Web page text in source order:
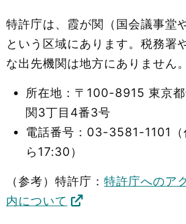
特許庁は、霞が関（国会議事堂
という区域にあります。税務署
な出先機関は地方にありません。
所在地：〒100-8915 東京
関3丁目4番3号
電話番号：03-3581-1101
ら17:30）
（参考）特許庁： 特許庁へのア
内について